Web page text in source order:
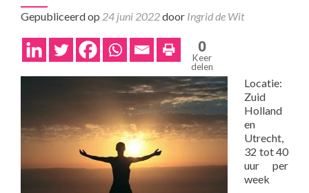
Gepubliceerd op 24 juni 2022door Ingrid de Wit
0
Keer
delen
Locatie:
Zuid
Holland
en
Utrecht,
32 tot 40
uur per
week